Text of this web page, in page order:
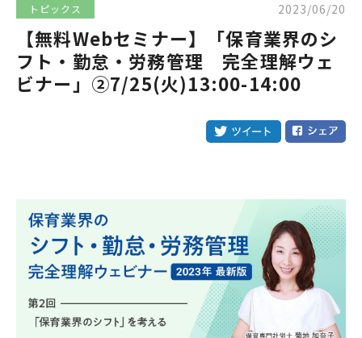
トピックス 2023/06/20
【無料Webセミナー】「保育業界のシ
フト・勤怠・労務管理 完全理解ウェ
ビナー」②7/25(火)13:00-14:00